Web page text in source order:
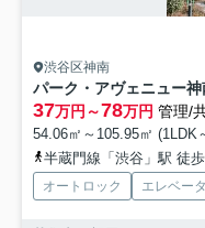
渋谷区神南
パーク・アヴェニュー神
37万円～78万円 管理/
54.06㎡～105.95㎡ (1LDK
半蔵門線「渋谷」駅 徒
オートロック エレベー